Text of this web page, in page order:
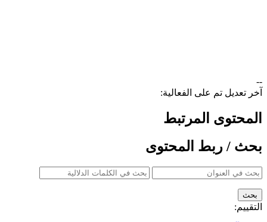
--
آخر تعديل تم على الفعالية:
المحتوى المرتبط
بحث / ربط المحتوى
التقييم: